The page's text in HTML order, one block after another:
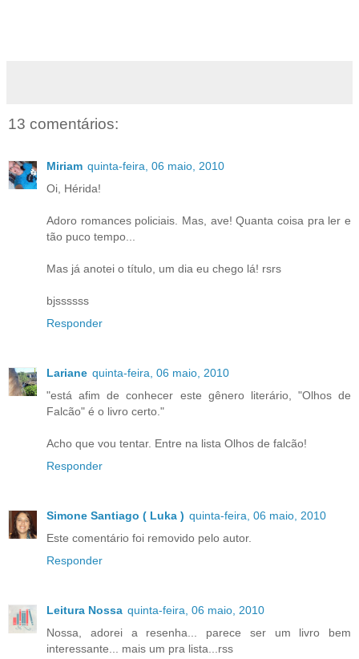
13 comentários:
Miriam quinta-feira, 06 maio, 2010
Oi, Hérida!
Adoro romances policiais. Mas, ave! Quanta coisa pra ler e
tão puco tempo...
Mas já anotei o título, um dia eu chego lá! rsrs
bjssssss
Responder
Lariane quinta-feira, 06 maio, 2010
"está afim de conhecer este gênero literário, "Olhos de
Falcão" é o livro certo."
Acho que vou tentar. Entre na lista Olhos de falcão!
Responder
Simone Santiago ( Luka ) quinta-feira, 06 maio, 2010
Este comentário foi removido pelo autor.
Responder
Leitura Nossa quinta-feira, 06 maio, 2010
Nossa, adorei a resenha... parece ser um livro bem
interessante... mais um pra lista...rss